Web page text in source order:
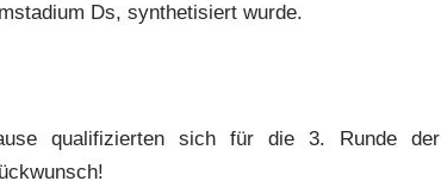
Ds, synthetisiert wurde.
qualifizierten sich für die 3. Runde der